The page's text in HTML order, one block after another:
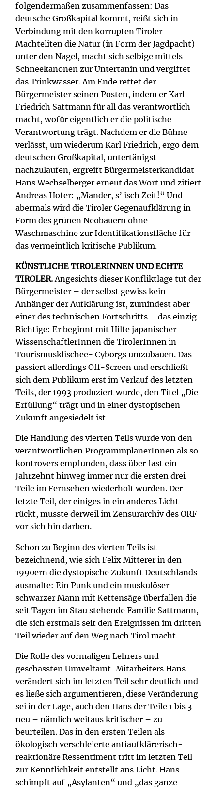
folgendermaßen zusammenfassen: Das
deutsche Großkapital kommt, reißt sich in
Verbindung mit den korrupten Tiroler
Machteliten die Natur (in Form der Jagdpacht)
unter den Nagel, macht sich selbige mittels
Schneekanonen zur Untertanin und vergiftet
das Trinkwasser. Am Ende rettet der
Bürgermeister seinen Posten, indem er Karl
Friedrich Sattmann für all das verantwortlich
macht, wofür eigentlich er die politische
Verantwortung trägt. Nachdem er die Bühne
verlässt, um wiederum Karl Friedrich, ergo dem
deutschen Großkapital, untertänigst
nachzulaufen, ergreift Bürgermeisterkandidat
Hans Wechselberger erneut das Wort und zitiert
Andreas Hofer: „Mander, s’ isch Zeit!“ Und
abermals wird die Tiroler Gegenaufklärung in
Form des grünen Neobauern ohne
Waschmaschine zur Identifikationsfläche für
das vermeintlich kritische Publikum.
KÜNSTLICHE TIROLERINNEN UND ECHTE
TIROLER.Angesichts dieser Konfliktlage tut der
Bürgermeister – der selbst gewiss kein
Anhänger der Aufklärung ist, zumindest aber
einer des technischen Fortschritts – das einzig
Richtige: Er beginnt mit Hilfe japanischer
WissenschaftlerInnen die TirolerInnen in
Tourismusklischee- Cyborgs umzubauen. Das
passiert allerdings Off-Screen und erschließt
sich dem Publikum erst im Verlauf des letzten
Teils, der 1993 produziert wurde, den Titel „Die
Erfüllung“ trägt und in einer dystopischen
Zukunft angesiedelt ist.
Die Handlung des vierten Teils wurde von den
verantwortlichen ProgrammplanerInnen als so
kontrovers empfunden, dass über fast ein
Jahrzehnt hinweg immer nur die ersten drei
Teile im Fernsehen wiederholt wurden. Der
letzte Teil, der einiges in ein anderes Licht
rückt, musste derweil im Zensurarchiv des ORF
vor sich hin darben.
Schon zu Beginn des vierten Teils ist
bezeichnend, wie sich Felix Mitterer in den
1990ern die dystopische Zukunft Deutschlands
ausmalte: Ein Punk und ein muskulöser
schwarzer Mann mit Kettensäge überfallen die
seit Tagen im Stau stehende Familie Sattmann,
die sich erstmals seit den Ereignissen im dritten
Teil wieder auf den Weg nach Tirol macht.
Die Rolle des vormaligen Lehrers und
geschassten Umweltamt-Mitarbeiters Hans
verändert sich im letzten Teil sehr deutlich und
es ließe sich argumentieren, diese Veränderung
sei in der Lage, auch den Hans der Teile 1 bis 3
neu – nämlich weitaus kritischer – zu
beurteilen. Das in den ersten Teilen als
ökologisch verschleierte antiaufklärerisch-
reaktionäre Ressentiment tritt im letzten Teil
zur Kenntlichkeit entstellt ans Licht. Hans
schimpft auf „Asylanten“ und „das ganze